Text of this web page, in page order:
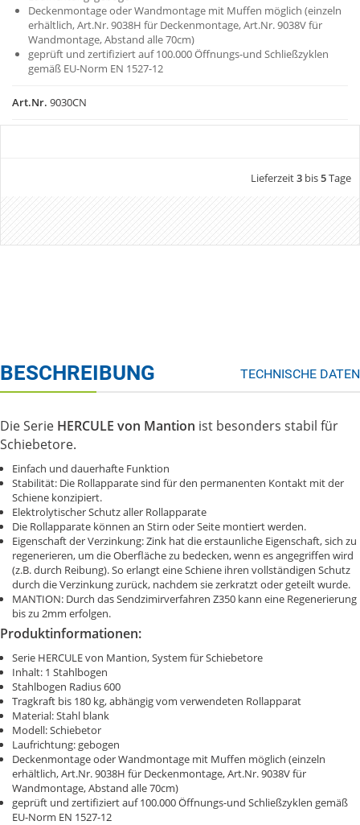
Deckenmontage oder Wandmontage mit Muffen möglich (einzeln
erhältlich, Art.Nr. 9038H für Deckenmontage, Art.Nr. 9038V für
Wandmontage, Abstand alle 70cm)
geprüft und zertifiziert auf 100.000 Öffnungs-und Schließzyklen
gemäß EU-Norm EN 1527-12
Art.Nr. 9030CN
Lieferzeit3 bis5Tage
BESCHREIBUNG TECHNISCHE DATEN
Die Serie HERCULE von Mantion ist besonders stabil für
Schiebetore.
Einfach und dauerhafte Funktion
Stabilität: Die Rollapparate sind für den permanenten Kontakt mit der
Schiene konzipiert.
Elektrolytischer Schutz aller Rollapparate
Die Rollapparate können an Stirn oder Seite montiert werden.
Eigenschaft der Verzinkung: Zink hat die erstaunliche Eigenschaft, sich zu
regenerieren, um die Oberfläche zu bedecken, wenn es angegriffen wird
(z.B. durch Reibung). So erlangt eine Schiene ihren vollständigen Schutz
durch die Verzinkung zurück, nachdem sie zerkratzt oder geteilt wurde.
MANTION: Durch das Sendzimirverfahren Z350 kann eine Regenerierung
bis zu 2mm erfolgen.
Produktinformationen:
Serie HERCULE von Mantion, System für Schiebetore
Inhalt: 1 Stahlbogen
Stahlbogen Radius 600
Tragkraft bis 180 kg, abhängig vom verwendeten Rollapparat
Material: Stahl blank
Modell: Schiebetor
Laufrichtung: gebogen
Deckenmontage oder Wandmontage mit Muffen möglich (einzeln
erhältlich, Art.Nr. 9038H für Deckenmontage, Art.Nr. 9038V für
Wandmontage, Abstand alle 70cm)
geprüft und zertifiziert auf 100.000 Öffnungs-und Schließzyklen gemäß
EU-Norm EN 1527-12